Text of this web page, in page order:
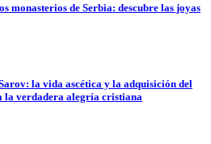
monasterios de Serbia: descubre las joyas
la vida ascética y la adquisición del
la verdadera alegría cristiana